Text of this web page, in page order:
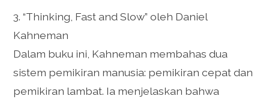
3. “Thinking, Fast and Slow” oleh Daniel
Kahneman
Dalam buku ini, Kahneman membahas dua
sistem pemikiran manusia: pemikiran cepat dan
pemikiran lambat. Ia menjelaskan bahwa